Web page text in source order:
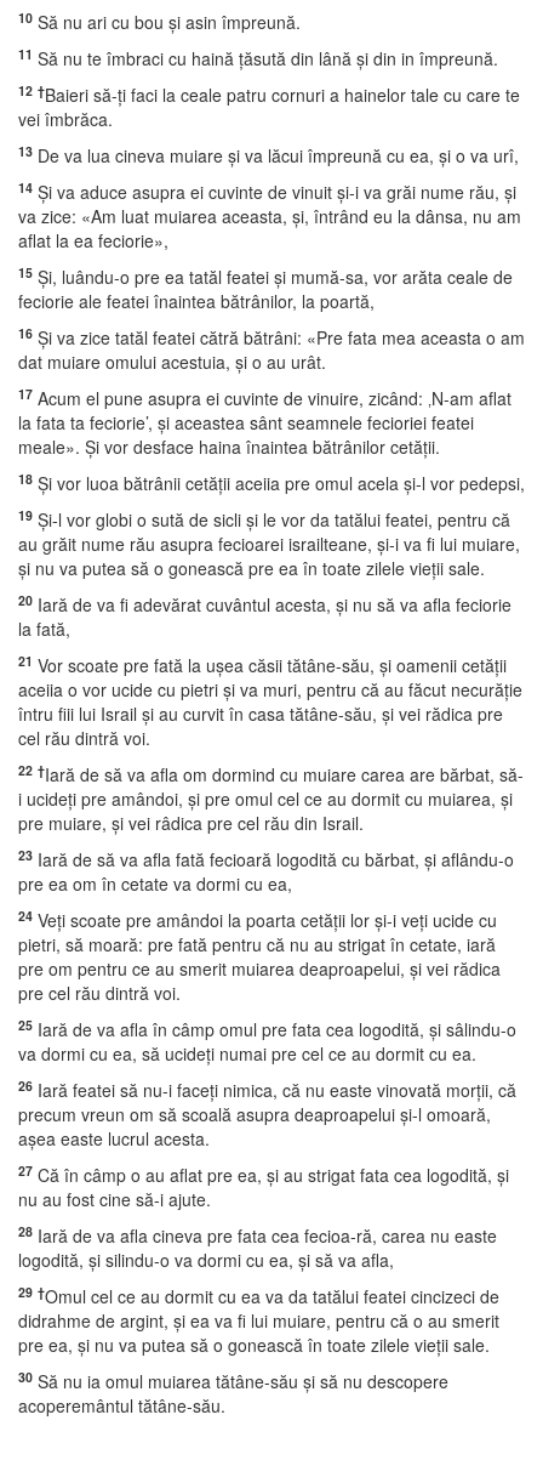
10 Să nu ari cu bou şi asin împreună.
11 Să nu te îmbraci cu haină ţăsută din lână şi din in împreună.
12 †Baieri să-ţi faci la ceale patru cornuri a hainelor tale cu care te
vei îmbrăca.
13 De va lua cineva muiare şi va lăcui împreună cu ea, şi o va urî,
14 Şi va aduce asupra ei cuvinte de vinuit şi-i va grăi nume rău, şi
va zice: «Am luat muiarea aceasta, şi, întrând eu la dânsa, nu am
aflat la ea feciorie»,
15 Şi, luându-o pre ea tatăl featei şi mumă-sa, vor arăta ceale de
feciorie ale featei înaintea bătrânilor, la poartă,
16 Şi va zice tatăl featei cătră bătrâni: «Pre fata mea aceasta o am
dat muiare omului acestuia, şi o au urât.
17 Acum el pune asupra ei cuvinte de vinuire, zicând: ‚N-am aflat
la fata ta feciorie’, şi aceastea sânt seamnele fecioriei featei
meale». Şi vor desface haina înaintea bătrânilor cetăţii.
18 Şi vor luoa bătrânii cetăţii aceiia pre omul acela şi-l vor pedepsi,
19 Şi-l vor globi o sută de sicli şi le vor da tatălui featei, pentru că
au grăit nume rău asupra fecioarei israilteane, şi-i va fi lui muiare,
şi nu va putea să o gonească pre ea în toate zilele vieţii sale.
20 Iară de va fi adevărat cuvântul acesta, şi nu să va afla feciorie
la fată,
21 Vor scoate pre fată la uşea căsii tătâne-său, şi oamenii cetăţii
aceiia o vor ucide cu pietri şi va muri, pentru că au făcut necurăţie
întru fiii lui Israil şi au curvit în casa tătâne-său, şi vei rădica pre
cel rău dintră voi.
22 †Iară de să va afla om dormind cu muiare carea are bărbat, să-
i ucideţi pre amândoi, şi pre omul cel ce au dormit cu muiarea, şi
pre muiare, şi vei râdica pre cel rău din Israil.
23 Iară de să va afla fată fecioară logodită cu bărbat, şi aflându-o
pre ea om în cetate va dormi cu ea,
24 Veţi scoate pre amândoi la poarta cetăţii lor şi-i veţi ucide cu
pietri, să moară: pre fată pentru că nu au strigat în cetate, iară
pre om pentru ce au smerit muiarea deaproapelui, şi vei rădica
pre cel rău dintră voi.
25 Iară de va afla în câmp omul pre fata cea logodită, şi sâlindu-o
va dormi cu ea, să ucideţi numai pre cel ce au dormit cu ea.
26 Iară featei să nu-i faceţi nimica, că nu easte vinovată morţii, că
precum vreun om să scoală asupra deaproapelui şi-l omoară,
aşea easte lucrul acesta.
27 Că în câmp o au aflat pre ea, şi au strigat fata cea logodită, şi
nu au fost cine să-i ajute.
28 Iară de va afla cineva pre fata cea fecioa-ră, carea nu easte
logodită, şi silindu-o va dormi cu ea, şi să va afla,
29 †Omul cel ce au dormit cu ea va da tatălui featei cincizeci de
didrahme de argint, şi ea va fi lui muiare, pentru că o au smerit
pre ea, şi nu va putea să o gonească în toate zilele vieţii sale.
30 Să nu ia omul muiarea tătâne-său şi să nu descopere
acoperemântul tătâne-său.